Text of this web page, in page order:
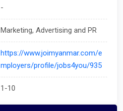
-
Marketing, Advertising and PR
https://www.joimyanmar.com/e
mployers/profile/jobs4you/935
1-10